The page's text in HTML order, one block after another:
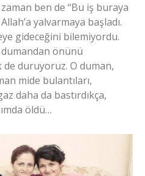
ben de “Bu iş buraya
yalvarmaya başladı.
gideceğini bilemiyordu.
önünü
duruyoruz. O duman,
mide bulantıları,
daha da bastırdıkça,
öldü…